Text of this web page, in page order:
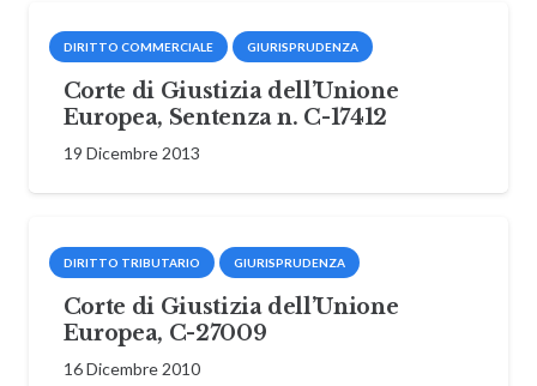
DIRITTO COMMERCIALE GIURISPRUDENZA
Corte di Giustizia dell’Unione
Europea, Sentenza n. C-17412
19 Dicembre 2013
DIRITTO TRIBUTARIO GIURISPRUDENZA
Corte di Giustizia dell’Unione
Europea, C-27009
16 Dicembre 2010